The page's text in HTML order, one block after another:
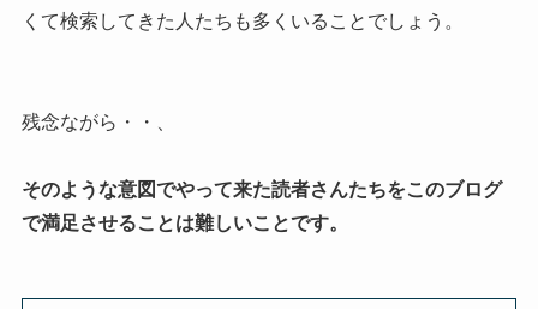
くて検索してきた人たちも多くいることでしょう。
残念ながら・・、
そのような意図でやって来た読者さんたちをこのブログ
で満足させることは難しいことです。